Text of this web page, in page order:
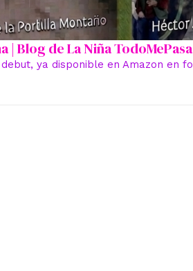
Blog de La Niña
ya disponible en Amazon